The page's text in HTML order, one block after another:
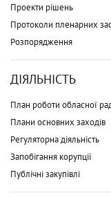
Проекти рішень
Протоколи пленарних
Розпорядження
ДІЯЛЬНІСТЬ
План роботи обласної
Плани основних заходів
Регуляторна діяльність
Запобігання корупції
Публічні закупівлі